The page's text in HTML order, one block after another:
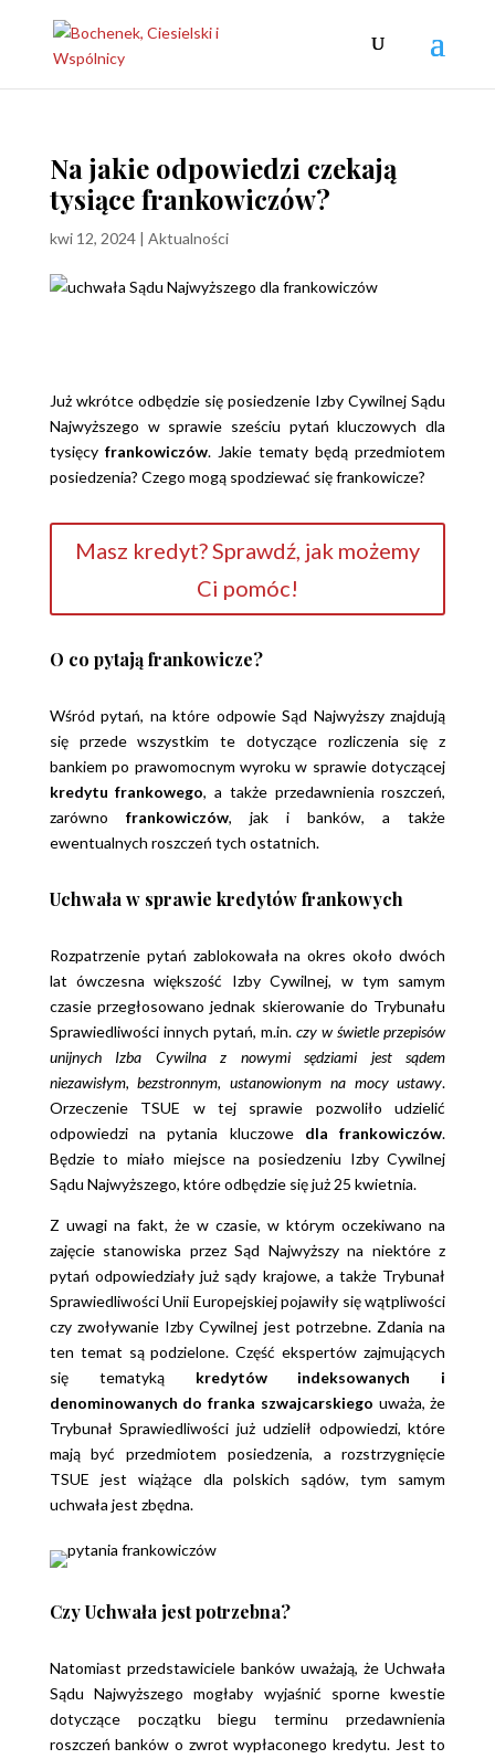
Na jakie odpowiedzi czekają
tysiące frankowiczów?
kwi 12, 2024| Aktualności
Już wkrótce odbędzie się posiedzenie Izby Cywilnej Sądu
Najwyższego w sprawie sześciu pytań kluczowych dla
tysięcy frankowiczów. Jakie tematy będą przedmiotem
posiedzenia? Czego mogą spodziewać się frankowicze?
Masz kredyt? Sprawdź, jak możemy
Ci pomóc!
O co pytają frankowicze?
Wśród pytań, na które odpowie Sąd Najwyższy znajdują
się przede wszystkim te dotyczące rozliczenia się z
bankiem po prawomocnym wyroku w sprawie dotyczącej
kredytu frankowego, a także przedawnienia roszczeń,
zarówno frankowiczów, jak i banków, a także
ewentualnych roszczeń tych ostatnich.
Uchwała w sprawie kredytów frankowych
Rozpatrzenie pytań zablokowała na okres około dwóch
lat ówczesna większość Izby Cywilnej, w tym samym
czasie przegłosowano jednak skierowanie do Trybunału
Sprawiedliwości innych pytań, m.in.czy w świetle przepisów
unijnych Izba Cywilna z nowymi sędziami jest sądem
niezawisłym, bezstronnym, ustanowionym na mocy ustawy.
Orzeczenie TSUE w tej sprawie pozwoliło udzielić
odpowiedzi na pytania kluczowe dla frankowiczów.
Będzie to miało miejsce na posiedzeniu Izby Cywilnej
Sądu Najwyższego, które odbędzie się już 25 kwietnia.
Z uwagi na fakt, że w czasie, w którym oczekiwano na
zajęcie stanowiska przez Sąd Najwyższy na niektóre z
pytań odpowiedziały już sądy krajowe, a także Trybunał
Sprawiedliwości Unii Europejskiej pojawiły się wątpliwości
czy zwoływanie Izby Cywilnej jest potrzebne. Zdania na
ten temat są podzielone. Część ekspertów zajmujących
się tematyką kredytów indeksowanych i
denominowanych do franka szwajcarskiego uważa, że
Trybunał Sprawiedliwości już udzielił odpowiedzi, które
mają być przedmiotem posiedzenia, a rozstrzygnięcie
TSUE jest wiążące dla polskich sądów, tym samym
uchwała jest zbędna.
Czy Uchwała jest potrzebna?
Natomiast przedstawiciele banków uważają, że Uchwała
Sądu Najwyższego mogłaby wyjaśnić sporne kwestie
dotyczące początku biegu terminu przedawnienia
roszczeń banków o zwrot wypłaconego kredytu. Jest to